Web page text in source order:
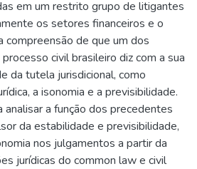
em um restrito grupo de litigantes
os setores financeiros e o
compreensão de que um dos
civil brasileiro diz com a sua
da tutela jurisdicional, como
a isonomia e a previsibilidade.
a função dos precedentes
da estabilidade e previsibilidade,
nos julgamentos a partir da
jurídicas do common law e civil